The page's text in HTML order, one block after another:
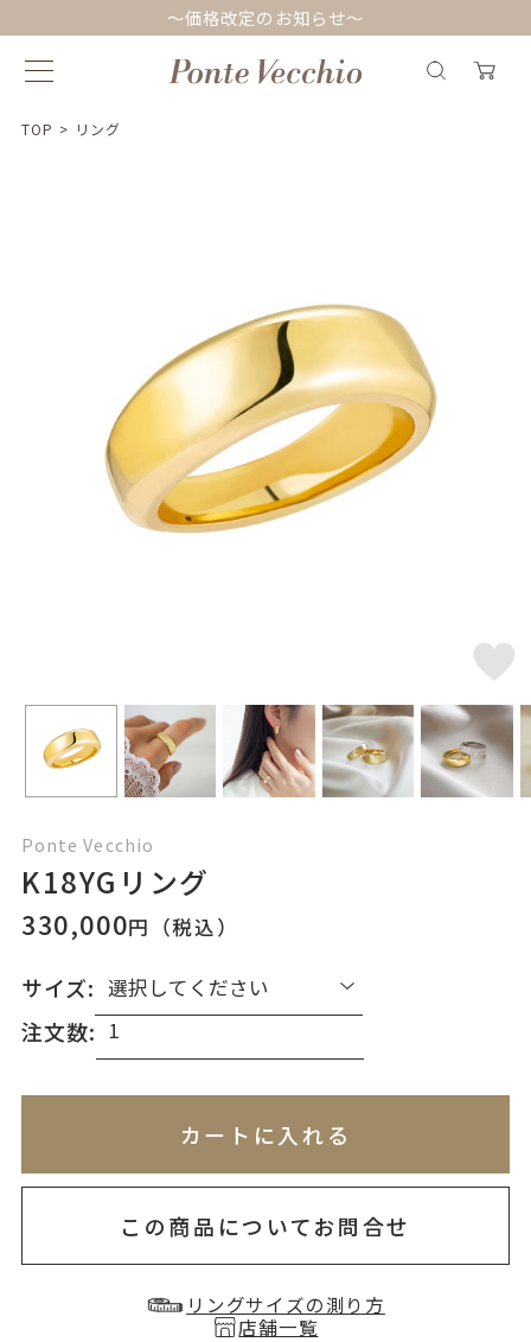
～価格改定のお知らせ～
TOP > リング
Ponte Vecchio
K18YGリング
330,000円（税込）
サイズ:
注文数:
希望する
希望しない
お届け目安：約1ヶ月半以内
カートに入れる
この商品についてお問合せ
リングサイズの測り方
店舗一覧